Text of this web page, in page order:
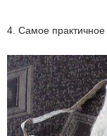
4. Самое практичное